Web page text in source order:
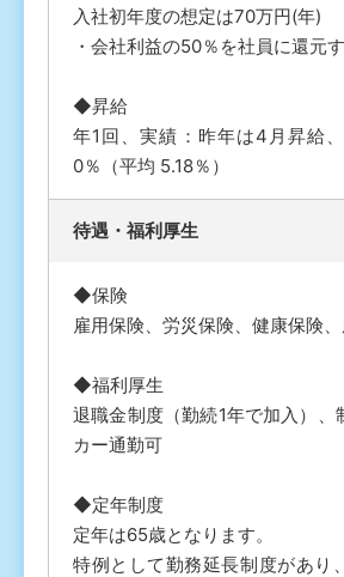
入社初年度の想定は70万円(年)
・会社利益の50％を社員に還元
◆昇給
年1回、実績：昨年は4月昇給
0％（平均 5.18％）
待遇・福利厚⽣
◆保険
雇用保険、労災保険、健康保険
◆福利厚生
退職金制度（勤続1年で加入）、
カー通勤可
◆定年制度
定年は65歳となります。
特例として勤務延長制度があり